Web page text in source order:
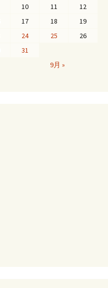
10 11
12
17 18
19
24 25
26
31
9月 »